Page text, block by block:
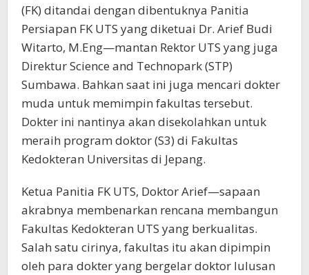
(FK) ditandai dengan dibentuknya Panitia
Persiapan FK UTS yang diketuai Dr. Arief Budi
Witarto, M.Eng—mantan Rektor UTS yang juga
Direktur Science and Technopark (STP)
Sumbawa. Bahkan saat ini juga mencari dokter
muda untuk memimpin fakultas tersebut.
Dokter ini nantinya akan disekolahkan untuk
meraih program doktor (S3) di Fakultas
Kedokteran Universitas di Jepang.
Ketua Panitia FK UTS, Doktor Arief—sapaan
akrabnya membenarkan rencana membangun
Fakultas Kedokteran UTS yang berkualitas.
Salah satu cirinya, fakultas itu akan dipimpin
oleh para dokter yang bergelar doktor lulusan